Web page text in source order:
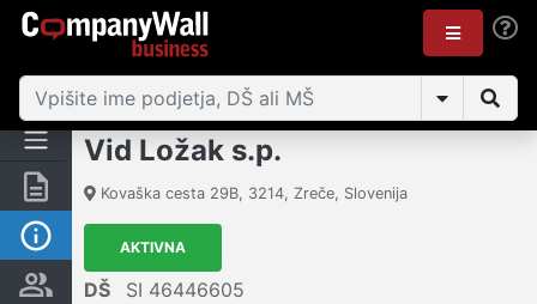
Povzetek
Odgovorne osebe in lastništvo
Vid Ložak s.p.
Kovaška cesta 29B, 3214, Zreče, Slovenija
AKTIVNA
DŠ
SI 46446605